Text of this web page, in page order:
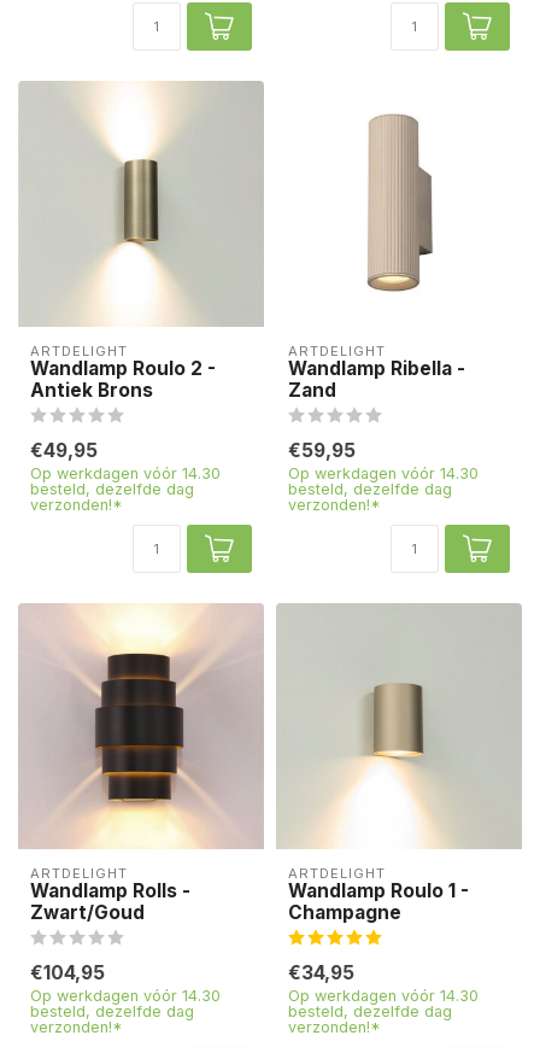
ARTDELIGHT
Wandlamp Roulo 2 -
Antiek Brons
€49,95
Op werkdagen vóór 14.30
besteld, dezelfde dag
verzonden!*
ARTDELIGHT
Wandlamp Ribella -
Zand
€59,95
Op werkdagen vóór 14.30
besteld, dezelfde dag
verzonden!*
ARTDELIGHT
Wandlamp Rolls -
Zwart/Goud
€104,95
Op werkdagen vóór 14.30
besteld, dezelfde dag
verzonden!*
ARTDELIGHT
Wandlamp Roulo 1 -
Champagne
€34,95
Op werkdagen vóór 14.30
besteld, dezelfde dag
verzonden!*